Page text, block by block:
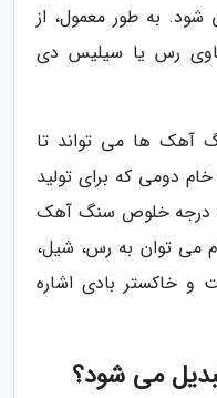
شود. به طور معمول، از
رس یا سیلیس دی
آهک ها می تواند تا
خام دومی که برای تولید
درجه خلوص سنگ آهک
می توان به رس، شیل،
خاکستر بادی اشاره
می شود؟